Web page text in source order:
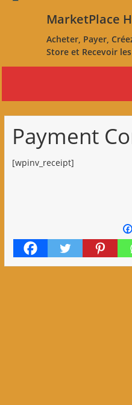
MarketPlace
Acheter, Payer,
Store et Recevoir
Payment
[wpinv_receipt]